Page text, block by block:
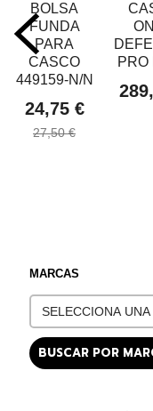
MARCAS
BOLSA
FUNDA
PARA
CASCO
449159-N/N
24,75 €
27,50 €
PRO